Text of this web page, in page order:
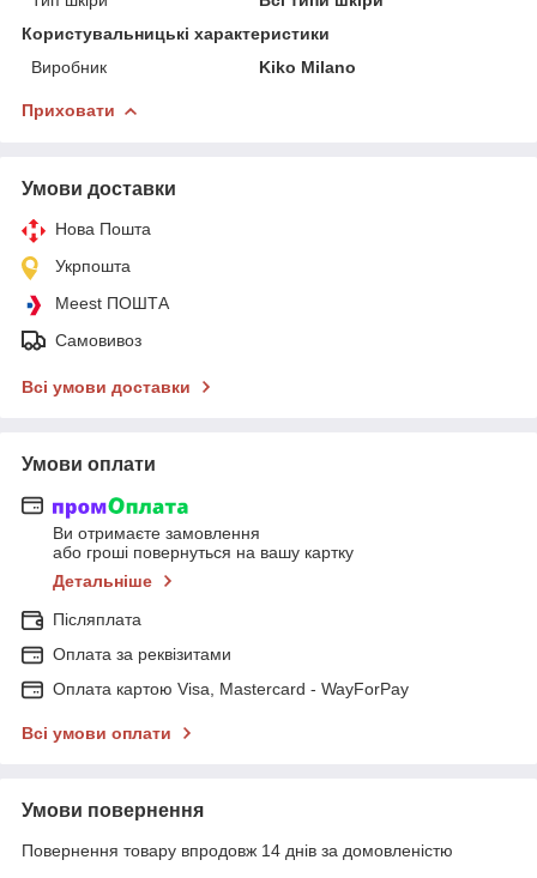
Користувальницькі характеристики
Виробник
Kiko Milano
Приховати
Умови доставки
Нова Пошта
Укрпошта
Meest ПОШТА
Самовивоз
Всі умови доставки
Умови оплати
Ви отримаєте замовлення
або гроші повернуться на вашу картку
Детальніше
Післяплата
Оплата за реквізитами
Оплата картою Visa, Mastercard - WayForPay
Всі умови оплати
Умови повернення
Повернення товару впродовж 14 днів за домовленістю